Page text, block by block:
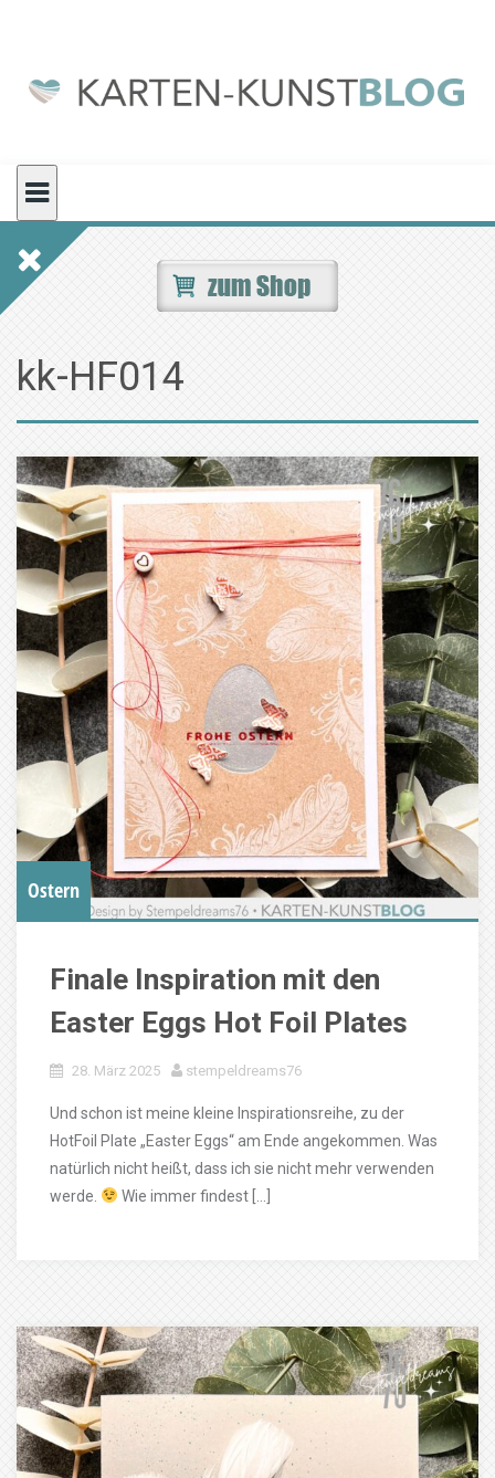
kk-HF014
Ostern
Finale Inspiration mit den
Easter Eggs Hot Foil Plates
28. März 2025 stempeldreams76
Und schon ist meine kleine Inspirationsreihe, zu der
HotFoil Plate „Easter Eggs“ am Ende angekommen. Was
natürlich nicht heißt, dass ich sie nicht mehr verwenden
werde.
Wie immer findest […]